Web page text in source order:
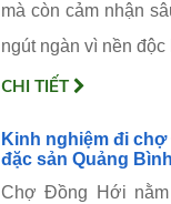
mà còn cảm nhận
ngút ngàn vì nền độc
CHI TIẾT
Kinh nghiệm đi
đặc sản Quảng
Chợ Đồng Hới